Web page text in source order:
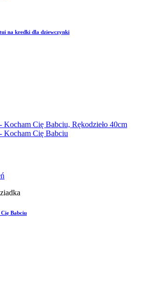
na kredki dla dziewczynki
Babciu